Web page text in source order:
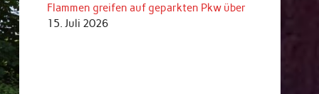
Flammen greifen auf geparkten Pkw über
15. Juli 2026